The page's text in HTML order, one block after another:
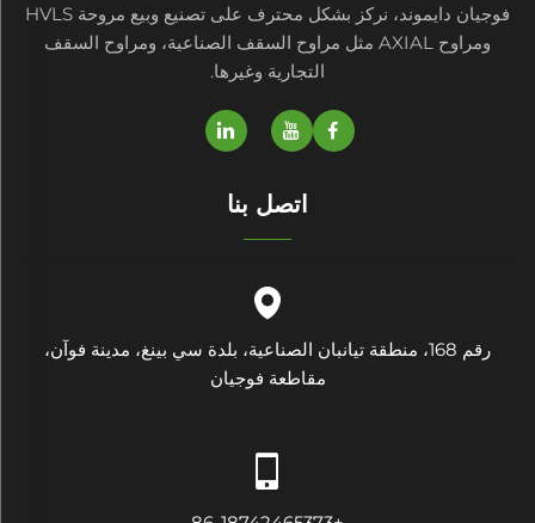
فوجيان دايموند، نركز بشكل محترف على تصنيع وبيع مروحة HVLS
ومراوح AXIAL مثل مراوح السقف الصناعية، ومراوح السقف
التجارية وغيرها.
اتصل بنا
رقم 168، منطقة تيانبان الصناعية، بلدة سي بينغ، مدينة فوآن،
مقاطعة فوجيان